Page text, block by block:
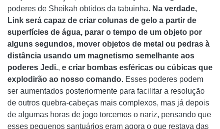
poderes de Sheikah obtidos da tabuinha. Na verdade,
Link será capaz de criar colunas de gelo a partir de
superfícies de água, parar o tempo de um objeto por
alguns segundos, mover objetos de metal ou pedras à
distância usando um magnetismo semelhante aos
poderes Jedi., e criar bombas esféricas ou cúbicas que
explodirão ao nosso comando. Esses poderes podem
ser aumentados posteriormente para facilitar a resolução
de outros quebra-cabeças mais complexos, mas já depois
de algumas horas de jogo torcemos o nariz, pensando que
esses pequenos santuários eram agora o que restava das